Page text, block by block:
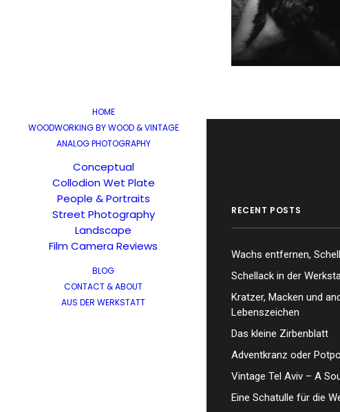
HOME
WOODWORKING BY WOOD & VINTAGE
ANALOG PHOTOGRAPHY
Conceptual
Collodion Wet Plate
People & Portraits
Street Photography
Landscape
Film Camera Reviews
BLOG
CONTACT & ABOUT
AUS DER WERKSTATT
RECENT POSTS
Wachs entfernen,
Schellack in der
Kratzer, Macken und
Lebenszeichen
Das kleine Zirbenblatt
Adventkranz oder
Vintage Tel Aviv – A
Eine Schatulle für die